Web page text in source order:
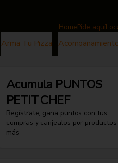
HomePide aquí
Arma Tu Pizza
Acumula PUNTOS
PETIT CHEF
Regístrate, gana puntos con tus
compras y canjealos por productos
más